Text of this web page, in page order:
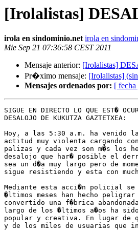
[Irolalistas]
irola en sindominio.net irola en
Mie Sep 21 07:36:58 CEST 2011
Mensaje anterior: [Irolalistas]
Pr�ximo mensaje: [Irolalistas]
Mensajes ordenados por: [ fecha
SIGUE EN DIRECTO LO QUE EST�
DESALOJO DE KUKUTZA GAZTETXEA:
Hoy, a las 5:30 a.m. ha venido
actitud muy violenta cargando
palizas y cada vez son m�s los
desalojo que har� posible el
sea un d�a muy largo pero de
sigue resistiendo y esta con
Mediante esta acci�n policial se
�ltimos meses han hecho
convertido una f�brica
largo de los �ltimos a�os ha
popular y creativa. En lugar
y de los miles de usuarias que